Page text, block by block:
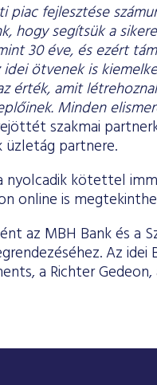
piac fejlesztése
hogy segítsük a
30 éve, és ezért
ötvenek is
érték, amit
Minden
szakmai
partnere.
nyolcadik kötettel
online is
az MBH Bank és a
Az
a Richter